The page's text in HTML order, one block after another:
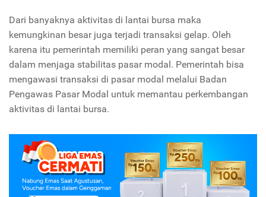
Dari banyaknya aktivitas di lantai bursa maka
kemungkinan besar juga terjadi transaksi gelap. Oleh
karena itu pemerintah memiliki peran yang sangat besar
dalam menjaga stabilitas pasar modal. Pemerintah bisa
mengawasi transaksi di pasar modal melalui Badan
Pengawas Pasar Modal untuk memantau perkembangan
aktivitas di lantai bursa.